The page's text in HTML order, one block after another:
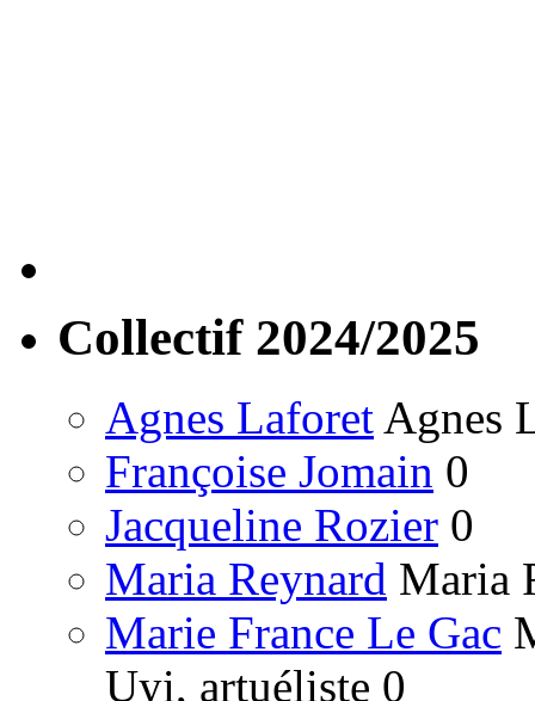
Collectif 2024/2025
Agnes Laforet Agnes
Françoise Jomain 0
Jacqueline Rozier 0
Maria Reynard Maria
Marie France Le Gac
Uyi, artuéliste 0